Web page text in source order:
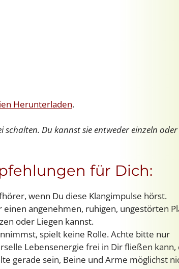
Herunterladen.
Du kannst sie entweder einzeln oder
für Dich:
wenn Du diese Klangimpulse hörst.
angenehmen, ruhigen, ungestörten
oder Liegen kannst.
spielt keine Rolle. Achte bitte nur
Lebensenergie frei in Dir fließen kann,
gerade sein, Beine und Arme möglichst